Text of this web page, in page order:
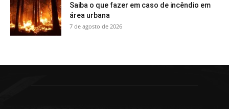
Saiba o que fazer em caso de incêndio em
área urbana
7 de agosto de 2026